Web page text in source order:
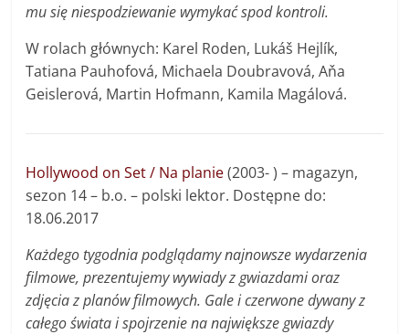
mu się niespodziewanie wymykać spod kontroli.
W rolach głównych: Karel Roden, Lukáš Hejlík,
Tatiana Pauhofová, Michaela Doubravová, Aňa
Geislerová, Martin Hofmann, Kamila Magálová.
Hollywood on Set / Na planie(2003- ) – magazyn,
sezon 14 – b.o. – polski lektor. Dostępne do:
18.06.2017
Każdego tygodnia podglądamy najnowsze wydarzenia
filmowe, prezentujemy wywiady z gwiazdami oraz
zdjęcia z planów filmowych. Gale i czerwone dywany z
całego świata i spojrzenie na największe gwiazdy